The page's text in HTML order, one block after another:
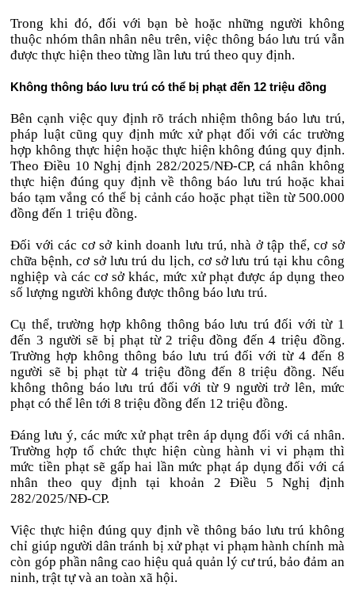
Trong khi đó, đối với bạn bè hoặc những người không
thuộc nhóm thân nhân nêu trên, việc thông báo lưu trú vẫn
được thực hiện theo từng lần lưu trú theo quy định.
Không thông báo lưu trú có thể bị phạt đến 12 triệu đồng
Bên cạnh việc quy định rõ trách nhiệm thông báo lưu trú,
pháp luật cũng quy định mức xử phạt đối với các trường
hợp không thực hiện hoặc thực hiện không đúng quy định.
Theo Điều 10 Nghị định 282/2025/NĐ-CP, cá nhân không
thực hiện đúng quy định về thông báo lưu trú hoặc khai
báo tạm vắng có thể bị cảnh cáo hoặc phạt tiền từ 500.000
đồng đến 1 triệu đồng.
Đối với các cơ sở kinh doanh lưu trú, nhà ở tập thể, cơ sở
chữa bệnh, cơ sở lưu trú du lịch, cơ sở lưu trú tại khu công
nghiệp và các cơ sở khác, mức xử phạt được áp dụng theo
số lượng người không được thông báo lưu trú.
Cụ thể, trường hợp không thông báo lưu trú đối với từ 1
đến 3 người sẽ bị phạt từ 2 triệu đồng đến 4 triệu đồng.
Trường hợp không thông báo lưu trú đối với từ 4 đến 8
người sẽ bị phạt từ 4 triệu đồng đến 8 triệu đồng. Nếu
không thông báo lưu trú đối với từ 9 người trở lên, mức
phạt có thể lên tới 8 triệu đồng đến 12 triệu đồng.
Đáng lưu ý, các mức xử phạt trên áp dụng đối với cá nhân.
Trường hợp tổ chức thực hiện cùng hành vi vi phạm thì
mức tiền phạt sẽ gấp hai lần mức phạt áp dụng đối với cá
nhân theo quy định tại khoản 2 Điều 5 Nghị định
282/2025/NĐ-CP.
Việc thực hiện đúng quy định về thông báo lưu trú không
chỉ giúp người dân tránh bị xử phạt vi phạm hành chính mà
còn góp phần nâng cao hiệu quả quản lý cư trú, bảo đảm an
ninh, trật tự và an toàn xã hội.